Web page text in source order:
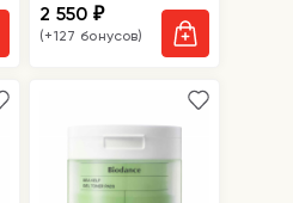
Cleansing Pad
2 550₽
(+127 бонусов)